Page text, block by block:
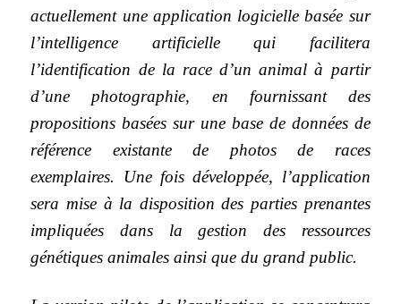
actuellement une application logicielle basée sur
l’intelligence artificielle qui facilitera
l’identification de la race d’un animal à partir
d’une photographie, en fournissant des
propositions basées sur une base de données de
référence existante de photos de races
exemplaires. Une fois développée, l’application
sera mise à la disposition des parties prenantes
impliquées dans la gestion des ressources
génétiques animales ainsi que du grand public.